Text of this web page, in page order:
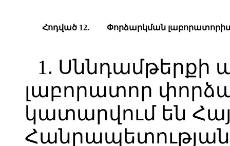
Հոդված 12. Փորձարկման
1. Սննդամթերքի
լաբորատոր
կատարվում են